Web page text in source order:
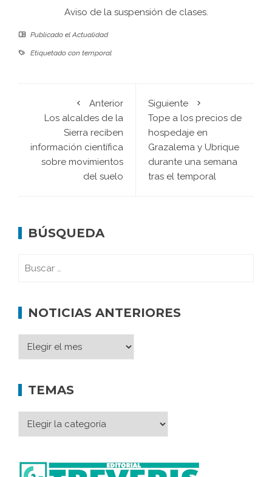
Aviso de la suspensión de clases.
Publicado elActualidad
Etiquetado con temporal
Anterior
Los alcaldes de la
Sierra reciben
información científica
sobre movimientos
del suelo
Siguiente
Tope a los precios de
hospedaje en
Grazalema y Ubrique
durante una semana
tras el temporal
BÚSQUEDA
NOTICIAS ANTERIORES
TEMAS